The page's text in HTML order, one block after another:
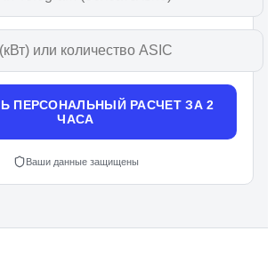
ПЕРСОНАЛЬНЫЙ РАСЧЕТ ЗА 2
ЧАСА
Ваши данные защищены